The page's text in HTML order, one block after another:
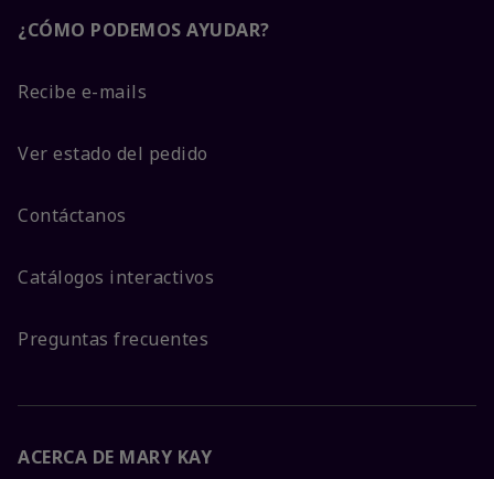
¿CÓMO PODEMOS AYUDAR?
Recibe e-mails
Ver estado del pedido
Contáctanos
Catálogos interactivos
Preguntas frecuentes
ACERCA DE MARY KAY